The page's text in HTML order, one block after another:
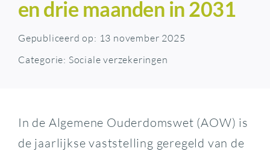
en drie maanden in 2031
Gepubliceerd op: 13 november 2025
Categorie: Sociale verzekeringen
In de Algemene Ouderdomswet (AOW) is
de jaarlijkse vaststelling geregeld van de